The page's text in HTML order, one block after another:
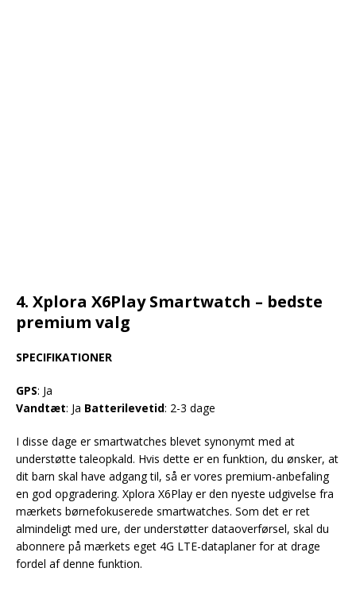
4. Xplora X6Play Smartwatch – bedste
premium valg
SPECIFIKATIONER
GPS: Ja
Vandtæt: Ja Batterilevetid: 2-3 dage
I disse dage er smartwatches blevet synonymt med at
understøtte taleopkald. Hvis dette er en funktion, du ønsker, at
dit barn skal have adgang til, så er vores premium-anbefaling
en god opgradering. Xplora X6Play er den nyeste udgivelse fra
mærkets børnefokuserede smartwatches. Som det er ret
almindeligt med ure, der understøtter dataoverførsel, skal du
abonnere på mærkets eget 4G LTE-dataplaner for at drage
fordel af denne funktion.